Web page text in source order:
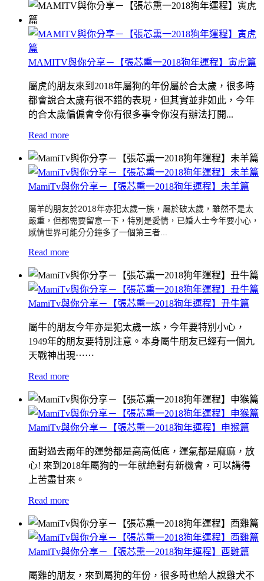
MAMITV與你分享－【張芯熏一2018狗年運程】寅虎篇
屬虎的朋友來到2018年屬狗的年份屬於合太歲，很多時
都會說合太歲有很不錯的表現，但其實並非如此，今年
的合太歲偏偏會令你有很多事令你沒有辦法打開...
Read more
MamiTv與你分享－【張芯熏一2018狗年運程】未羊篇
屬羊的朋友於2018年亦犯太歲一族，屬於破太歲， 雖然不是太
嚴重，但都需要留意一下，特別是愛情， 已婚人士今年要小心，
感情世界可能分分鐘多了一個第三者...
Read more
MamiTv與你分享－【張芯熏一2018狗年運程】丑牛篇
屬牛的朋友今年亦是犯太歲一族，今年要特別小心，
1949年的朋友要特別注意。本身屬牛朋友已經有一個九
天戰神出現⋯⋯
Read more
MamiTv與你分享－【張芯熏一2018狗年運程】申猴篇
面對過去兩年的運勢都是高高低底，運氣都是麻麻，放
心! 來到2018年屬狗的一年就絶對有新機會，可以講得
上苦盡甘來。
Read more
MamiTv與你分享－【張芯熏一2018狗年運程】酉雞篇
屬雞的朋友，來到屬狗的年份，很多時也給人說雞犬不